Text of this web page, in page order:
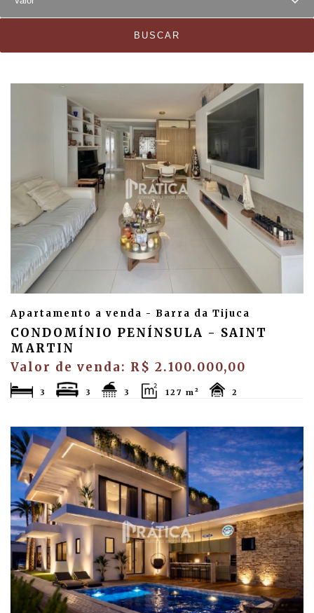
Apartamento a venda - Barra da Tijuca
CONDOMÍNIO PENÍNSULA - SAINT
MARTIN
Valor de venda: R$ 2.100.000,00
3 3 3 127 m² 2